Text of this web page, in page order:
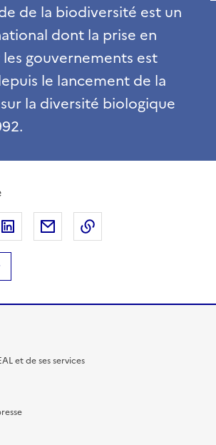
de la biodiversité est un
dont la prise en
gouvernements est
le lancement de la
la diversité biologique
Facebook
sur X
Partager sur LinkedIn
Partager par email
et de ses services